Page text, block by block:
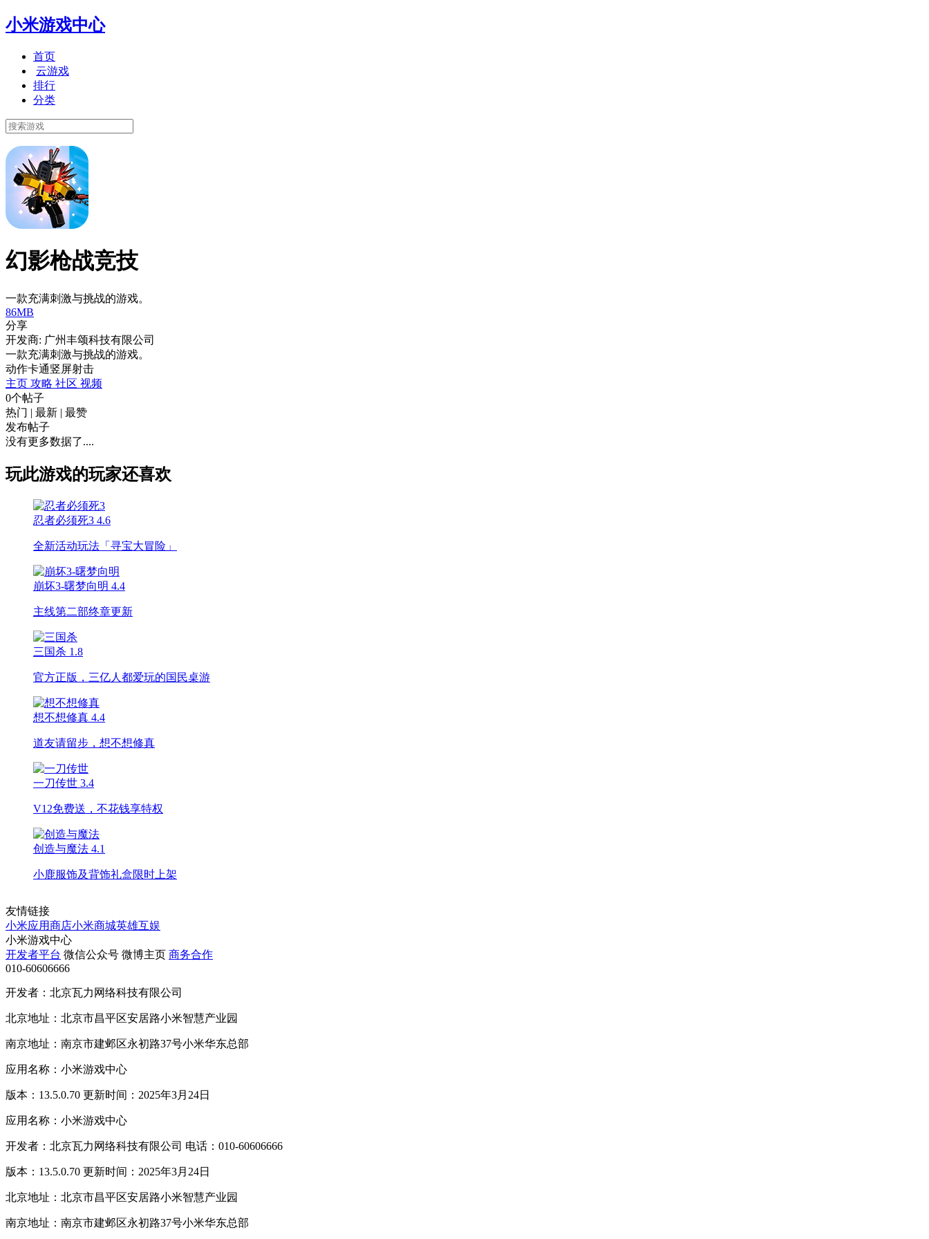
小米游戏中心
首页
云游戏
排行
分类
幻影枪战竞技
一款充满刺激与挑战的游戏。
86MB
分享
开发商: 广州丰颂科技有限公司
一款充满刺激与挑战的游戏。
动作卡通竖屏射击
主页 攻略 社区 视频
0个帖子
热门 | 最新 | 最赞
发布帖子
没有更多数据了....
玩此游戏的玩家还喜欢
忍者必须死3 4.6
全新活动玩法「寻宝大冒险」
崩坏3-曙梦向明 4.4
主线第二部终章更新
三国杀 1.8
官方正版，三亿人都爱玩的国民桌游
想不想修真 4.4
道友请留步，想不想修真
一刀传世 3.4
V12免费送，不花钱享特权
创造与魔法 4.1
小鹿服饰及背饰礼盒限时上架
友情链接
小米应用商店小米商城英雄互娱
小米游戏中心
开发者平台 微信公众号 微博主页 商务合作
010-60606666
开发者：北京瓦力网络科技有限公司
北京地址：北京市昌平区安居路小米智慧产业园
南京地址：南京市建邺区永初路37号小米华东总部
应用名称：小米游戏中心
版本：13.5.0.70 更新时间：2025年3月24日
应用名称：小米游戏中心
开发者：北京瓦力网络科技有限公司 电话：010-60606666
版本：13.5.0.70 更新时间：2025年3月24日
北京地址：北京市昌平区安居路小米智慧产业园
南京地址：南京市建邺区永初路37号小米华东总部